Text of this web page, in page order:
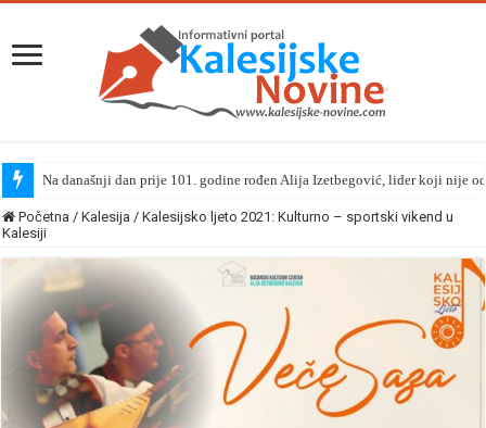
Na današnji dan prije 101. godine rođen Alija Izetbegović, lider koji nije
Početna / Kalesija / Kalesijsko ljeto 2021: Kulturno – sportski vikend u
Kalesiji